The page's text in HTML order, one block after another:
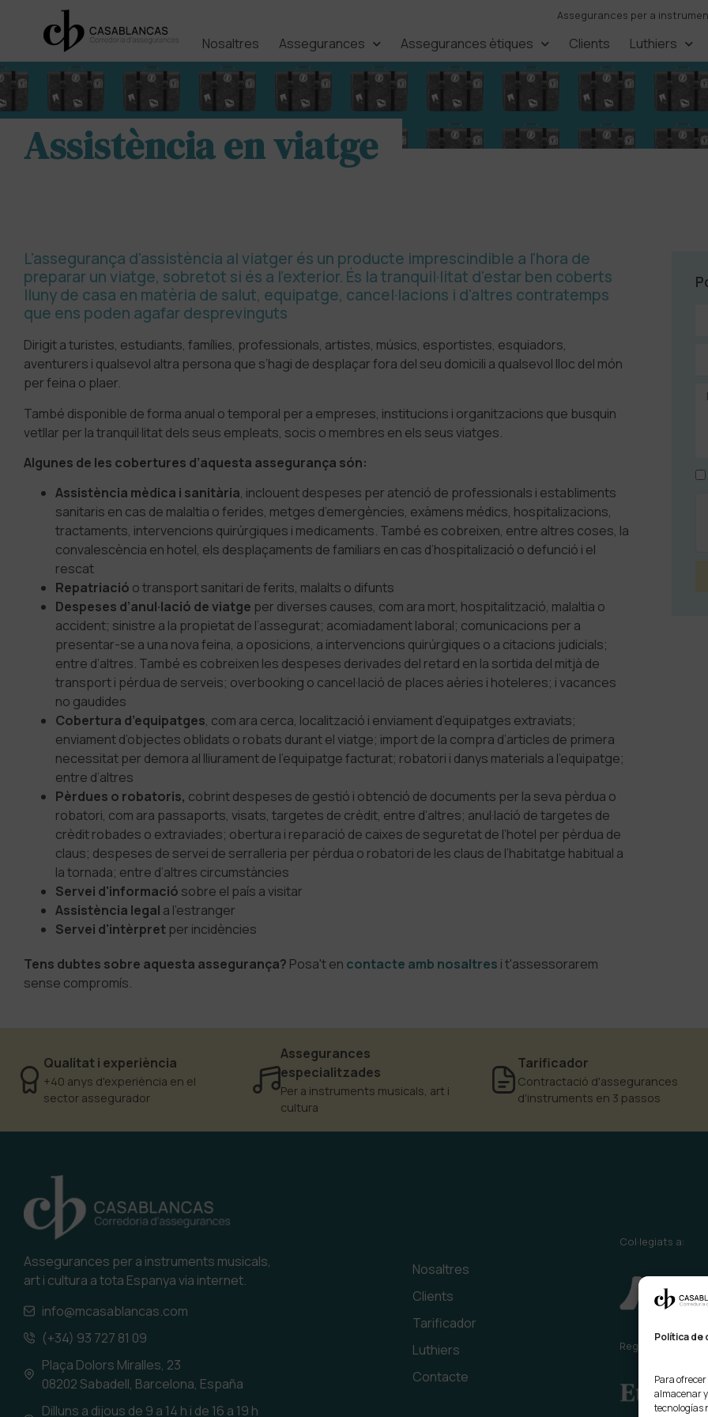
Política de
Para
almacenar
tecnologías
Assegurances per a
Nosaltres Assegurances Assegurances ètiques Clients Luthiers
Assistència en viatge
L'assegurança d'assistència al viatger és un producte imprescindible a l'hora de
preparar un viatge, sobretot si és a l'exterior. És la tranquil·litat d'estar ben coberts
lluny de casa en matèria de salut, equipatge, cancel·lacions i d'altres contratemps
que ens poden agafar desprevinguts
Dirigit a turistes, estudiants, famílies, professionals, artistes, músics, esportistes, esquiadors,
aventurers i qualsevol altra persona que s’hagi de desplaçar fora del seu domicili a qualsevol lloc del món
per feina o plaer.
També disponible de forma anual o temporal per a empreses, institucions i organitzacions que busquin
vetllar per la tranquil·litat dels seus empleats, socis o membres en els seus viatges.
Algunes de les cobertures d’aquesta assegurança són:
Assistència mèdica i sanitària, inclouent despeses per atenció de professionals i establiments
sanitaris en cas de malaltia o ferides, metges d’emergències, exàmens médics, hospitalizacions,
tractaments, intervencions quirúrgiques i medicaments. També es cobreixen, entre altres coses, la
convalescència en hotel, els desplaçaments de familiars en cas d’hospitalizació o defunció i el
rescat
Repatriació o transport sanitari de ferits, malalts o difunts
Despeses d’anul·lació de viatge per diverses causes, com ara mort, hospitalització, malaltia o
accident; sinistre a la propietat de l’assegurat; acomiadament laboral; comunicacions per a
presentar-se a una nova feina, a oposicions, a intervencions quirúrgiques o a citacions judicials;
entre d’altres. També es cobreixen les despeses derivades del retard en la sortida del mitjà de
transport i pérdua de serveis; overbooking o cancel·lació de places aèries i hoteleres; i vacances
no gaudides
Cobertura d’equipatges, com ara cerca, localització i enviament d’equipatges extraviats;
enviament d’objectes oblidats o robats durant el viatge; import de la compra d’articles de primera
necessitat per demora al lliurament de l’equipatge facturat; robatori i danys materials a l’equipatge;
entre d’altres
Pèrdues o robatoris, cobrint despeses de gestió i obtenció de documents per la seva pèrdua o
robatori, com ara passaports, visats, targetes de crèdit, entre d’altres; anul·lació de targetes de
crèdit robades o extraviades; obertura i reparació de caixes de seguretat de l’hotel per pèrdua de
claus; despeses de servei de serralleria per pèrdua o robatori de les claus de l’habitatge habitual a
la tornada; entre d’altres circumstàncies
Servei d'informació sobre el país a visitar
Assistència legal a l'estranger
Servei d'intèrpret per incidències
Tens dubtes sobre aquesta assegurança? Posa't en contacte amb nosaltres i t'assessorarem
sense compromís.
Qualitat i experiència
+40 anys d'experiència en el
sector assegurador
Assegurances
especialitzades
Per a instruments musicals, art i
cultura
Tarificador
Contractació d'assegurances
d'instruments en 3 passos
Assegurances per a instruments musicals,
art i cultura a tota Espanya via internet.
info@mcasablancas.com
(+34) 93 727 81 09
Plaça Dolors Miralles, 23
08202 Sabadell, Barcelona, España
Dilluns a dijous de 9 a 14 h i de 16 a 19 h
Nosaltres
Clients
Tarificador
Luthiers
Contacte
Col·legiats a:
Registrats a: